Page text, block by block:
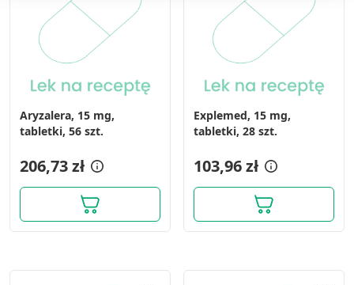
Aryzalera, 15 mg,
tabletki, 56 szt.
206,73 zł
Explemed, 15 mg,
tabletki, 28 szt.
103,96 zł
Cele przetwarzania IAB:
Przechowywanie informacji na urządzeniu
lub dostęp do nich
Wykorzystywanie ograniczonych danych do
wyboru reklam
Tworzenie profili w celu
spersonalizowanych reklam
Wykorzystanie profili do wyboru
spersonalizowanych reklam
Tworzenie profili w celu personalizacji treści